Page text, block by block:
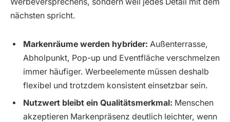
nächsten spricht.
Markenräume werden hybrider: Außenterrasse,
Abholpunkt, Pop-up und Eventfläche verschmelzen
immer häufiger. Werbeelemente müssen deshalb
flexibel und trotzdem konsistent einsetzbar sein.
Nutzwert bleibt ein Qualitätsmerkmal: Menschen
akzeptieren Markenpräsenz deutlich leichter, wenn